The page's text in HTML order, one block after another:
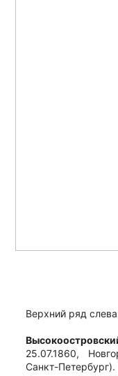
Верхний ряд
25.07.1860,
Санкт-Петербург).